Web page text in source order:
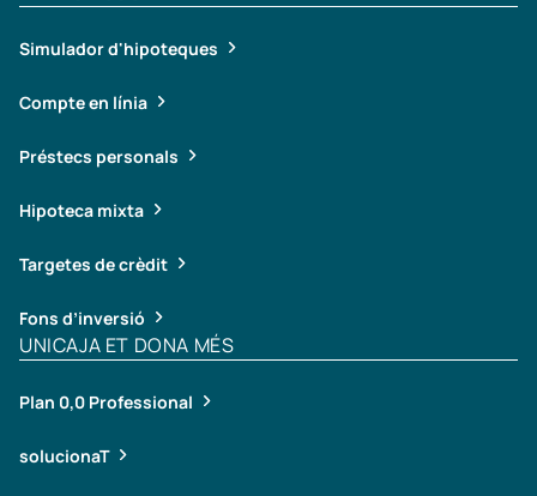
Simulador d'hipoteques
Compte en línia
Préstecs personals
Hipoteca mixta
Targetes de crèdit
Fons d’inversió
UNICAJA ET DONA MÉS
Plan 0,0 Professional
solucionaT